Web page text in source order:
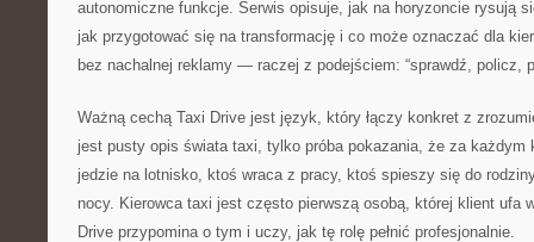
autonomiczne funkcje. Serwis opisuje, jak na horyzoncie rysują
jak przygotować się na transformację i co może oznaczać dla
bez nachalnej reklamy — raczej z podejściem: “sprawdź, policz,
Ważną cechą Taxi Drive jest język, który łączy konkret z
jest pusty opis świata taxi, tylko próba pokazania, że za każdym
jedzie na lotnisko, ktoś wraca z pracy, ktoś spieszy się do
nocy. Kierowca taxi jest często pierwszą osobą, której klient ufa
Drive przypomina o tym i uczy, jak tę rolę pełnić profesjonalnie.